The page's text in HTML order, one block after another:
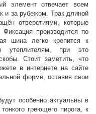
элемент отвечает всем
и за рубежом. Трак длиной
отверстиями, которые
производится по
шина легко крепится к
утеплителям, при это
Стоит заметить, что
в интернете на сайте
форме, оставив свои
особенно актуальны в
греющего пирога, к